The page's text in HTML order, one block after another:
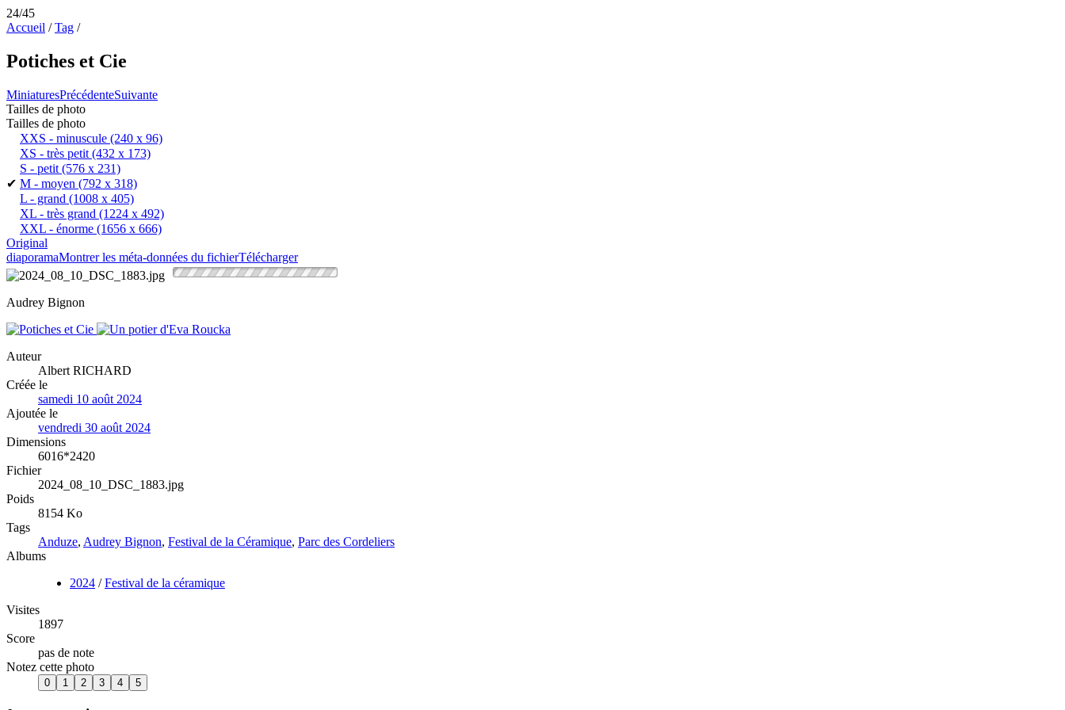
24/45
Accueil /Tag /
Potiches et Cie
MiniaturesPrécédenteSuivante
Tailles de photo
Tailles de photo
XXS - minuscule (240 x 96)
XS - très petit (432 x 173)
S - petit (576 x 231)
✔ M - moyen (792 x 318)
L - grand (1008 x 405)
XL - très grand (1224 x 492)
XXL - énorme (1656 x 666)
Original
diaporamaMontrer les méta-données du fichierTélécharger
Audrey Bignon
Auteur
Albert RICHARD
Créée le
samedi 10 août 2024
Ajoutée le
vendredi 30 août 2024
Dimensions
6016*2420
Fichier
2024_08_10_DSC_1883.jpg
Poids
8154 Ko
Tags
Anduze, Audrey Bignon, Festival de la Céramique, Parc des Cordeliers
Albums
2024 /Festival de la céramique
Visites
1897
Score
pas de note
Notez cette photo